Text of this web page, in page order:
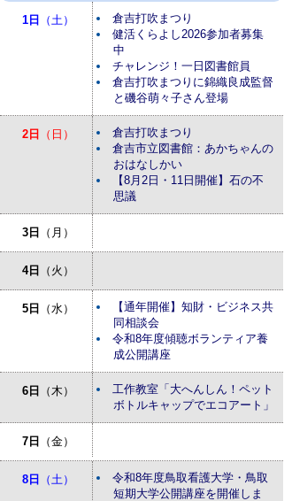
1日 （土）
倉吉打吹まつり
健活くらよし2026参加者募集
中
チャレンジ！一日図書館員
倉吉打吹まつりに錦織良成監督
と磯谷萌々子さん登場
2日 （日）
倉吉打吹まつり
倉吉市立図書館：あかちゃんの
おはなしかい
【8月2日・11日開催】石の不
思議
3日 （月）
4日 （火）
5日 （水）
【通年開催】知財・ビジネス共
同相談会
令和8年度傾聴ボランティア養
成公開講座
6日 （木）
工作教室「大へんしん！ペット
ボトルキャップでエコアート」
7日 （金）
8日 （土）
令和8年度鳥取看護大学・鳥取
短期大学公開講座を開催しま